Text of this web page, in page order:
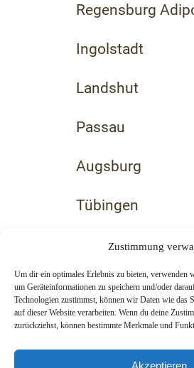
Zustimmung
Um dir ein optimales Erlebnis zu bieten, verwenden
um Geräteinformationen zu speichern und/oder
Technologien zustimmst, können wir Daten wie das
auf dieser Website verarbeiten. Wenn du deine
zurückziehst, können bestimmte Merkmale und
Akzeptieren
Regensburg
Ingolstadt
Landshut
Passau
Augsburg
Tübingen
Grünwald